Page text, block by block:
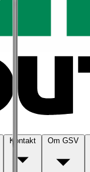
Kontakt Om GSV